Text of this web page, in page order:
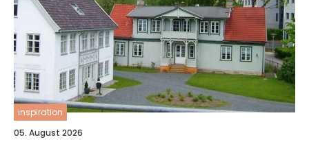
inspiration
05. August 2026